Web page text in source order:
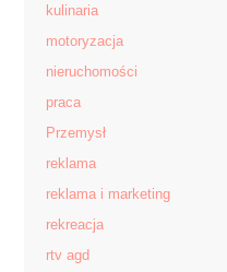
kulinaria
motoryzacja
nieruchomości
praca
Przemysł
reklama
reklama i marketing
rekreacja
rtv agd